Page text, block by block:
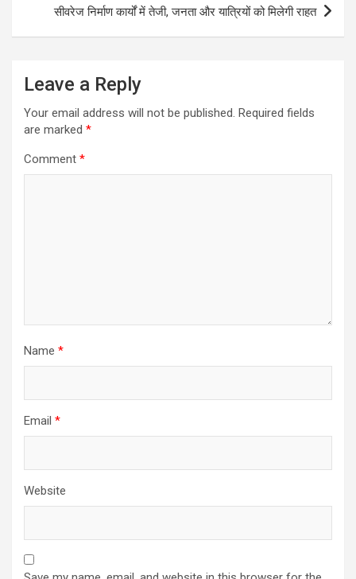
सीवरेज निर्माण कार्यों में तेजी, जनता और यात्रियों को मिलेगी राहत
Leave a Reply
Your email address will not be published. Required fields
are marked *
Comment *
Name *
Email *
Website